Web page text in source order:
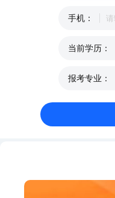
手机：
当前学历：
报考专业：